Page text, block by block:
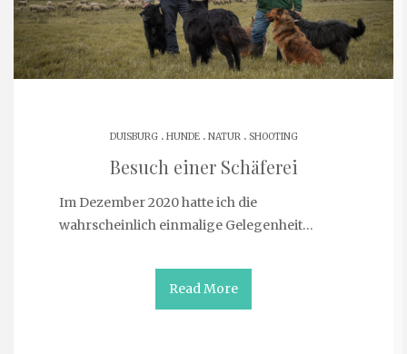
DUISBURG. HUNDE. NATUR. SHOOTING
Besuch einer Schäferei
Im Dezember 2020 hatte ich die
wahrscheinlich einmalige Gelegenheit…
Read More